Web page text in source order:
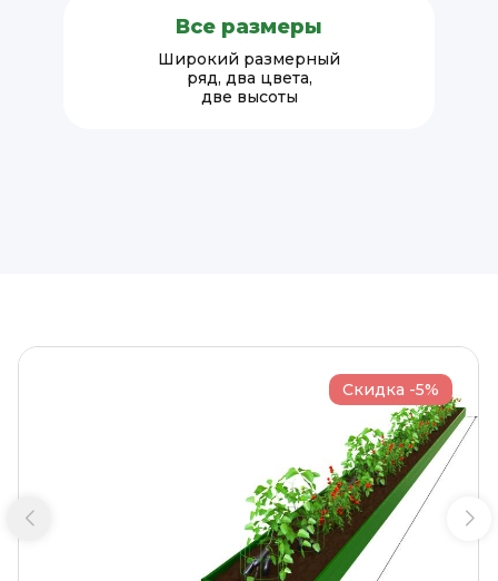
Все размеры
Широкий размерный
ряд, два цвета,
две высоты
Скидка -5%